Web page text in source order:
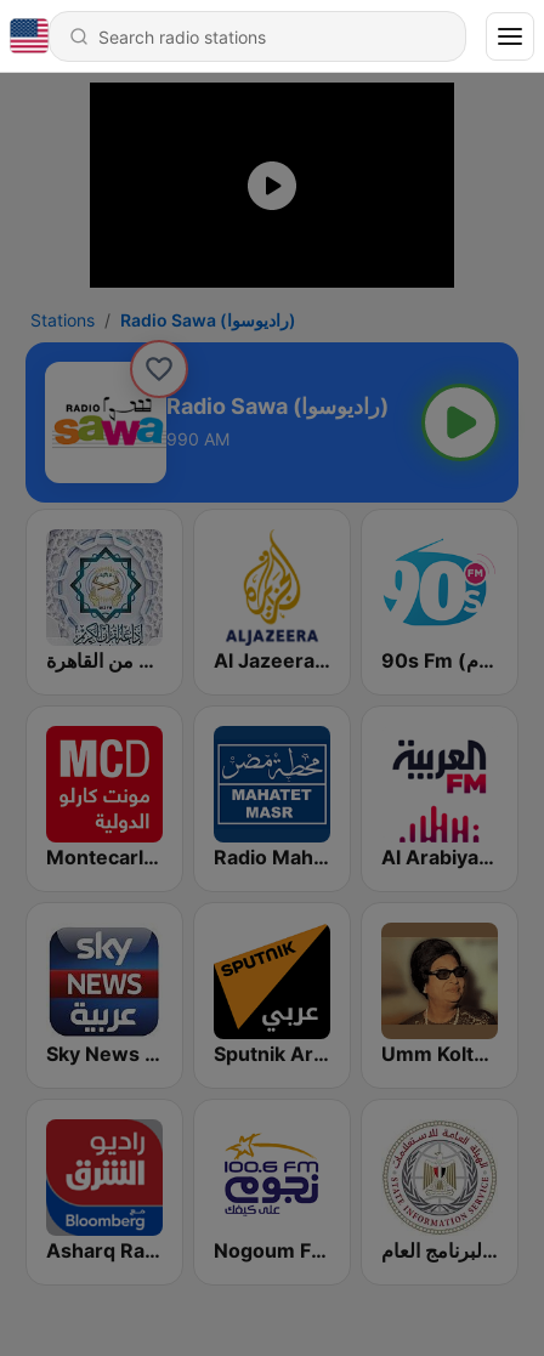
Stations Radio Sawa (راديوسوا)
Radio Sawa (راديوسوا)
990 AM
إذاعة القرآن الكريم من القاهرة Al Jazeera Arabic (قناة الجزيرة) 90s Fm (تسعينات اف ام)
Montecarlo al doualiya (مونت كارلو الدولية) Radio Mahatet Masr (محطة مصر) Al Arabiya (العربية FM)
Sky News Arabia (سكاي نيوز عربية) Sputnik Arabic (عربي) Umm Kolthoum راديو أم كلثوم
Asharq Radio with Bloomberg Nogoum FM 100.6 (نجوم فم) بث مباشر لإذاعة البرنامج العام